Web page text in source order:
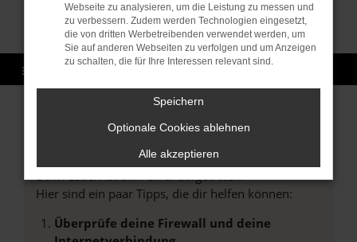
Fehler: Network Error
Beim Laden ist ein Fehler aufgetreten.
Hier sind ein paar Tipps, die dir helfen können:
Überprüfe deine Firewall und deine
Webseite zu analysieren, um die Leistung zu messen und
zu verbessern. Zudem werden Technologien eingesetzt,
die von dritten Werbetreibenden verwendet werden, um
Sie auf anderen Webseiten zu verfolgen und um Anzeigen
zu schalten, die für Ihre Interessen relevant sind.
Speichern
Optionale Cookies ablehnen
Alle akzeptieren